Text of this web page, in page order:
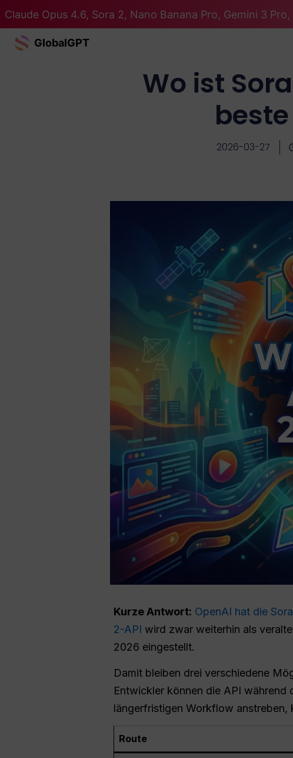
Claude Opus 4.6, Sora 2, Nano Banana Pro, Gemini 3
GlobalGPT
Wo ist
2026-03-27
Kurze Antwort: OpenAI hat die
2-API wird zwar weiterhin als
2026 eingestellt.
Damit bleiben drei verschiedene
Entwickler können die API während
längerfristigen Workflow
Route